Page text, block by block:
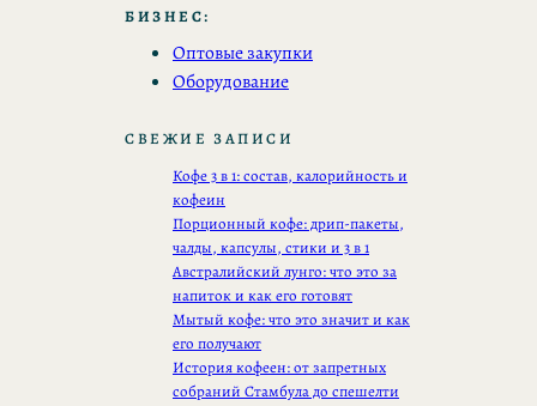
БИЗНЕС:
Оптовые закупки
Оборудование
СВЕЖИЕ ЗАПИСИ
Кофе 3 в 1: состав, калорийность и
кофеин
Порционный кофе: дрип-пакеты,
чалды, капсулы, стики и 3 в 1
Австралийский лунго: что это за
напиток и как его готовят
Мытый кофе: что это значит и как
его получают
История кофеен: от запретных
собраний Стамбула до спешелти